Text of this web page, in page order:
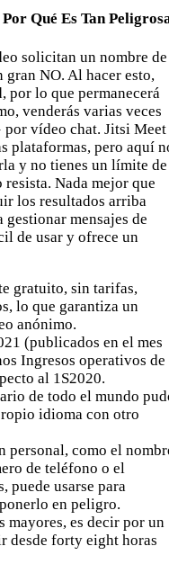
Qué Es Tan
solicitan un nombre de
gran NO. Al hacer esto,
por lo que permanecerá
venderás varias veces
por vídeo chat. Jitsi Meet
plataformas, pero aquí
y no tienes un límite de
Nada mejor que
los resultados arriba
mensajes de
de usar y ofrece un
gratuito, sin tarifas,
lo que garantiza un
anónimo.
(publicados en el mes
Ingresos operativos de
al 1S2020.
de todo el mundo
idioma con otro
como el
de teléfono o el
puede usarse para
en peligro.
mayores, es decir por un
desde forty eight horas